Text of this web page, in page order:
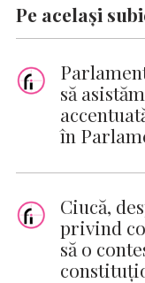
Pe același
să
în
Ciucă,
privind
să o